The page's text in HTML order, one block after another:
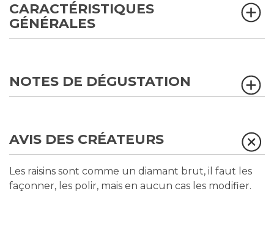
CARACTÉRISTIQUES
GÉNÉRALES
NOTES DE DÉGUSTATION
AVIS DES CRÉATEURS
Les raisins sont comme un diamant brut, il faut les
façonner, les polir, mais en aucun cas les modifier.